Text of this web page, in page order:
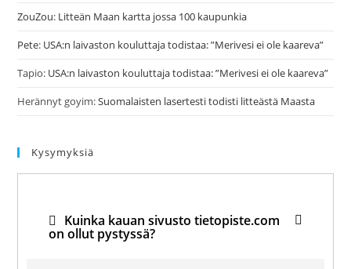
ZouZou: Litteän Maan kartta jossa 100 kaupunkia
Pete: USA:n laivaston kouluttaja todistaa: ”Merivesi ei ole kaareva”
Tapio: USA:n laivaston kouluttaja todistaa: ”Merivesi ei ole kaareva”
Herännyt goyim:Suomalaisten lasertesti todisti litteästä Maasta
Kysymyksiä
Kuinka kauan sivusto tietopiste.com
on ollut pystyssä?